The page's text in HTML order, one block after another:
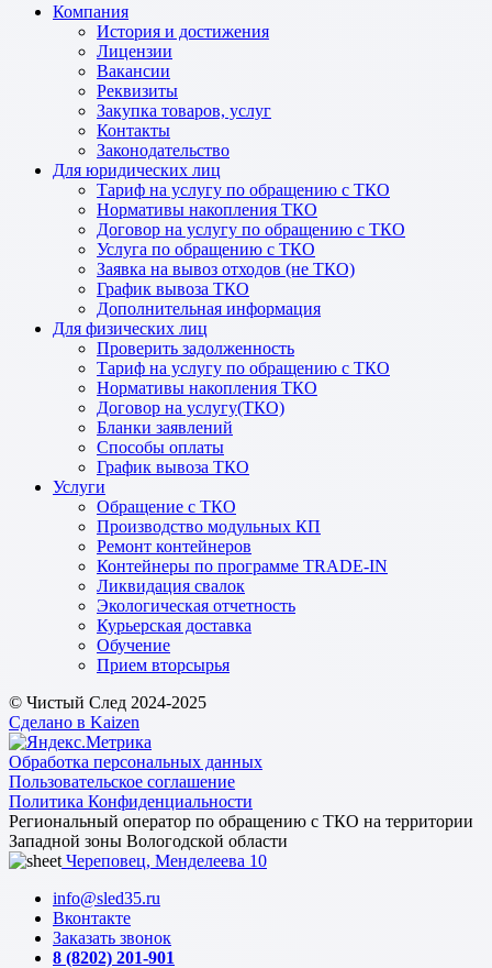
Компания
История и достижения
Лицензии
Вакансии
Реквизиты
Закупка товаров, услуг
Контакты
Законодательство
Для юридических лиц
Тариф на услугу по обращению с ТКО
Нормативы накопления ТКО
Договор на услугу по обращению с ТКО
Услуга по обращению с ТКО
Заявка на вывоз отходов (не ТКО)
График вывоза ТКО
Дополнительная информация
Для физических лиц
Проверить задолженность
Тариф на услугу по обращению с ТКО
Нормативы накопления ТКО
Договор на услугу(ТКО)
Бланки заявлений
Способы оплаты
График вывоза ТКО
Услуги
Обращение с ТКО
Производство модульных КП
Ремонт контейнеров
Контейнеры по программе TRADE-IN
Ликвидация свалок
Экологическая отчетность
Курьерская доставка
Обучение
Прием вторсырья
© Чистый След 2024-2025
Сделано в Kaizen
Обработка персональных данных
Пользовательское соглашение
Политика Конфиденциальности
Региональный оператор по обращению с ТКО на территории
Западной зоны Вологодской области
Череповец, Менделеева 10
info@sled35.ru
Вконтакте
Заказать звонок
8 (8202) 201-901